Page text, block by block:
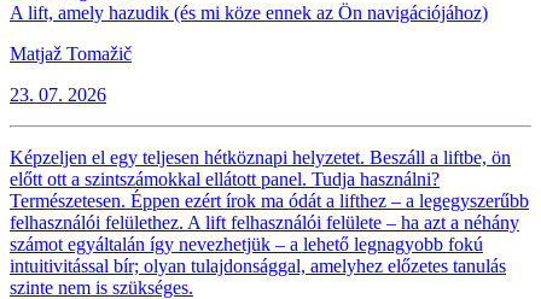
A lift, amely hazudik (és mi köze ennek az Ön navigációjához)
Matjaž Tomažič
23. 07. 2026
Képzeljen el egy teljesen hétköznapi helyzetet. Beszáll a liftbe, ön
előtt ott a szintszámokkal ellátott panel. Tudja használni?
Természetesen. Éppen ezért írok ma ódát a lifthez – a legegyszerűbb
felhasználói felülethez. A lift felhasználói felülete – ha azt a néhány
számot egyáltalán így nevezhetjük – a lehető legnagyobb fokú
intuitivitással bír; olyan tulajdonsággal, amelyhez előzetes tanulás
szinte nem is szükséges.